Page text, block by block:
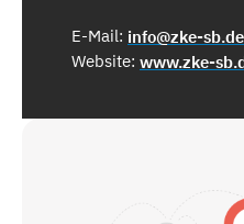
E-Mail: info@zke-sb.de
Website: www.zke-